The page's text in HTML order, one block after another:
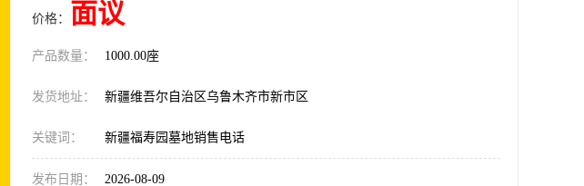
价格： 面议
产品数量： 1000.00座
发货地址： 新疆维吾尔自治区乌鲁木齐市新市区
关键词： 新疆福寿园墓地销售电话
发布日期： 2026-08-09